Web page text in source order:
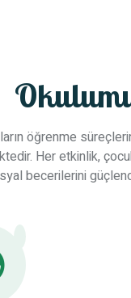
öğrenme
Her etkinlik,
becerilerini